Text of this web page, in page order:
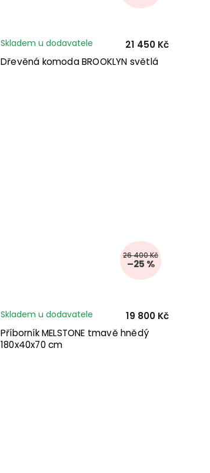
Dřevěná komoda BROOKLYN světlá
Skladem u dodavatele 21 450 Kč
26 400 Kč
–25 %
Příborník MELSTONE tmavě hnědý
180x40x70 cm
Skladem u dodavatele 19 800 Kč